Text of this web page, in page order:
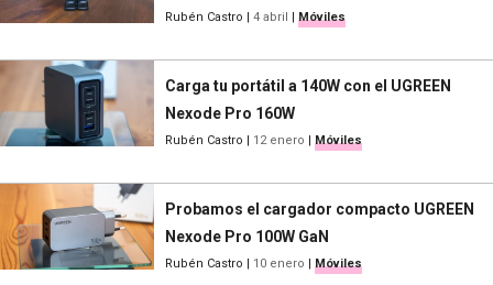
Rubén Castro | 4 abril | Móviles
Carga tu portátil a 140W con el UGREEN
Nexode Pro 160W
Rubén Castro | 12 enero | Móviles
Probamos el cargador compacto UGREEN
Nexode Pro 100W GaN
Rubén Castro | 10 enero | Móviles